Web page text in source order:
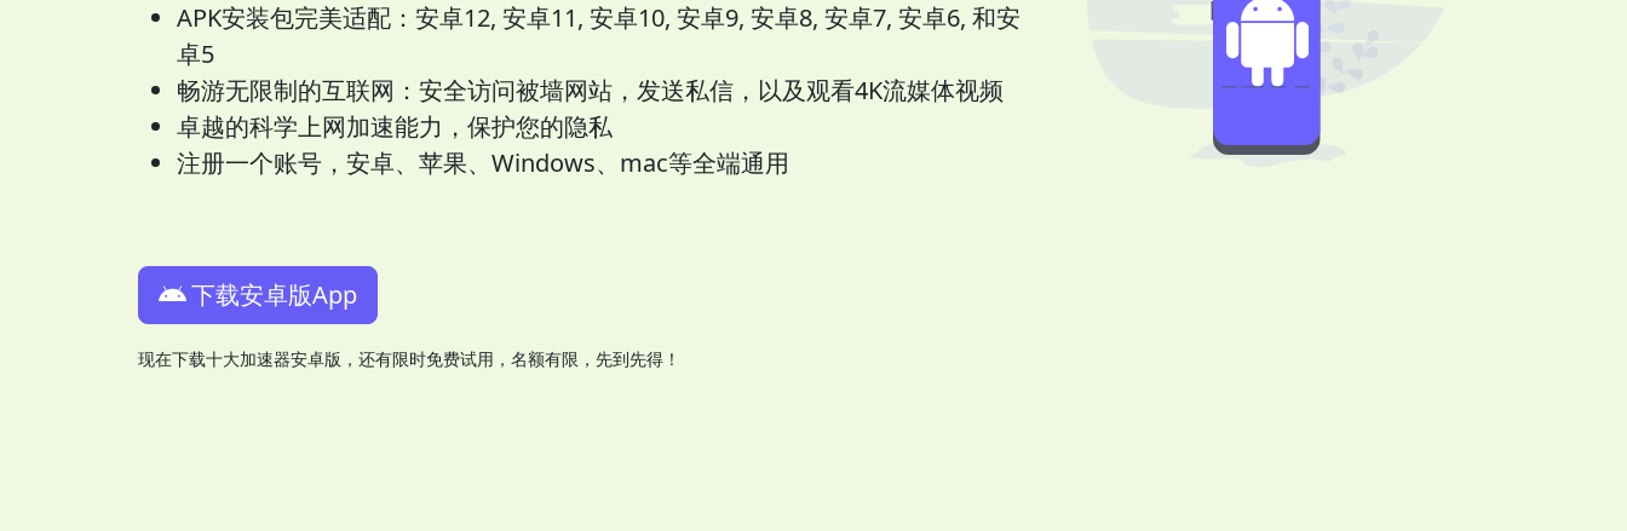
APK安装包完美适配：安卓12, 安卓11, 安卓10, 安卓9, 安卓8, 安卓7, 安卓6, 和安
卓5
畅游无限制的互联网：安全访问被墙网站，发送私信，以及观看4K流媒体视频
卓越的科学上网加速能力，保护您的隐私
注册一个账号，安卓、苹果、Windows、mac等全端通用
下载安卓版App
现在下载十大加速器安卓版，还有限时免费试用，名额有限，先到先得！